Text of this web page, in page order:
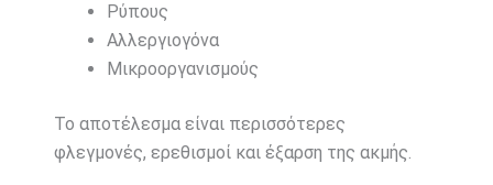
Ρύπους
Αλλεργιογόνα
Μικροοργανισμούς
Το αποτέλεσμα είναι περισσότερες
φλεγμονές, ερεθισμοί και έξαρση της ακμής.